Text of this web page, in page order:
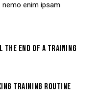
nemo enim ipsam
THE END OF A TRAINING
TRAINING ROUTINE